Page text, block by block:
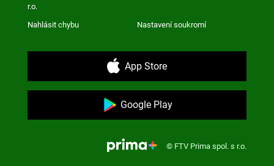
r.o.
Nahlásit chybu Nastavení soukromí
App Store
Google Play
© FTV Prima spol. s r.o.